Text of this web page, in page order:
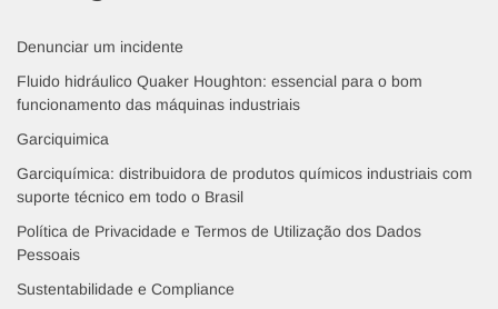
Denunciar um incidente
Fluido hidráulico Quaker Houghton: essencial para o bom
funcionamento das máquinas industriais
Garciquimica
Garciquímica: distribuidora de produtos químicos industriais com
suporte técnico em todo o Brasil
Política de Privacidade e Termos de Utilização dos Dados
Pessoais
Sustentabilidade e Compliance